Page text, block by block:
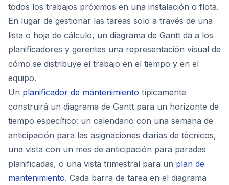
todos los trabajos próximos en una instalación o flota.
En lugar de gestionar las tareas solo a través de una
lista o hoja de cálculo, un diagrama de Gantt da a los
planificadores y gerentes una representación visual de
cómo se distribuye el trabajo en el tiempo y en el
equipo.
Un planificador de mantenimiento típicamente
construirá un diagrama de Gantt para un horizonte de
tiempo específico: un calendario con una semana de
anticipación para las asignaciones diarias de técnicos,
una vista con un mes de anticipación para paradas
planificadas, o una vista trimestral para un plan de
mantenimiento. Cada barra de tarea en el diagrama